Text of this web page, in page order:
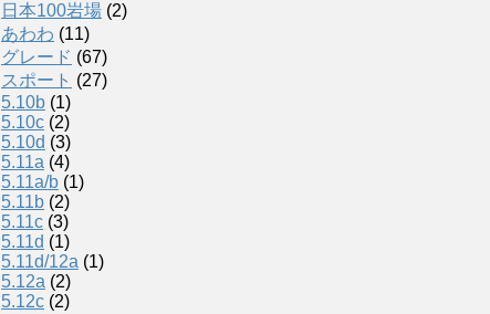
日本100岩場 (2)
あわわ (11)
グレード (67)
スポート (27)
5.10b (1)
5.10c (2)
5.10d (3)
5.11a (4)
5.11a/b (1)
5.11b (2)
5.11c (3)
5.11d (1)
5.11d/12a (1)
5.12a (2)
5.12c (2)